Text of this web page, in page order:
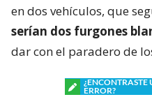
en dos vehículos, que
serían dos furgones
dar con el paradero de
¿ENCONTRASTE
ERROR?